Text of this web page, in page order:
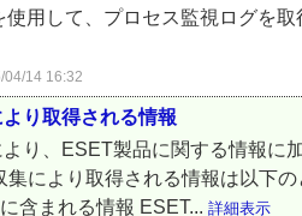
用して、プロセス監視ログを
04/14 16:32
り取得される情報
り、ESET製品に関する情報に
集により取得される情報は以下
含まれる情報 ESET... 詳細表示